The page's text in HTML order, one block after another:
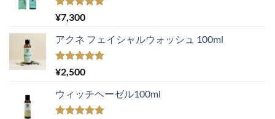
5段階中
5.00
¥7,300
アクネ フェイシャルウォッシュ 100ml
5段階中
5.00
¥2,500
ウィッチヘーゼル100ml